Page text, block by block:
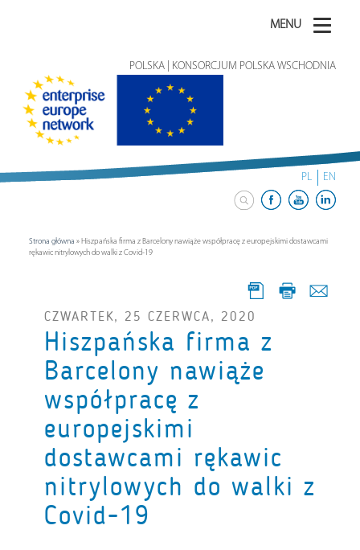
MENU
POLSKA | KONSORCJUM POLSKA WSCHODNIA
PL EN
Strona główna » Hiszpańska firma z Barcelony nawiąże współpracę z europejskimi dostawcami
rękawic nitrylowych do walki z Covid-19
CZWARTEK, 25 CZERWCA, 2020
Hiszpańska firma z
Barcelony nawiąże
współpracę z
europejskimi
dostawcami rękawic
nitrylowych do walki z
Covid-19